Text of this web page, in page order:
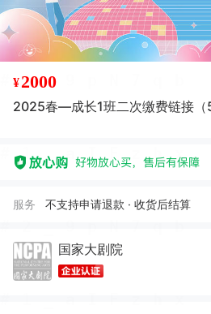
¥2000
2025春—成长1班二次缴费链接（5
服务 不支持申请退款 · 收货后结算
国家大剧院